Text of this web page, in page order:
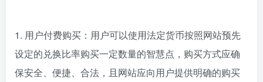
1. 用户付费购买：用户可以使用法定货币按照网站预先
设定的兑换比率购买一定数量的智慧点，购买方式应确
保安全、便捷、合法，且网站应向用户提供明确的购买